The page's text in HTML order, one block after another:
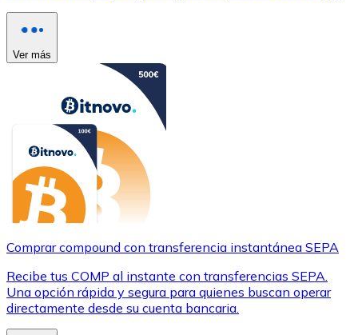
Ver más
Comprar compound con transferencia instantánea SEPA
Recibe tus COMP al instante con transferencias SEPA.
Una opción rápida y segura para quienes buscan operar
directamente desde su cuenta bancaria.